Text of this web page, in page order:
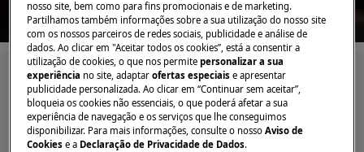
Pesquise entre os nossos artigos de suporte
nosso site, bem como para fins promocionais e de marketing.
Partilhamos também informações sobre a sua utilização do nosso site
com os nossos parceiros de redes sociais, publicidade e análise de
dados. Ao clicar em "Aceitar todos os cookies”, está a consentir a
utilização de cookies, o que nos permitepersonalizar a sua
experiência no site, adaptarofertas especiaise apresentar
publicidade personalizada. Ao clicar em “Continuar sem aceitar”,
bloqueia os cookies não essenciais, o que poderá afetar a sua
experiência de navegação e os serviços que lhe conseguimos
disponibilizar. Para mais informações, consulte o nossoAviso de
Cookies e a Declaração de Privacidade de Dados.